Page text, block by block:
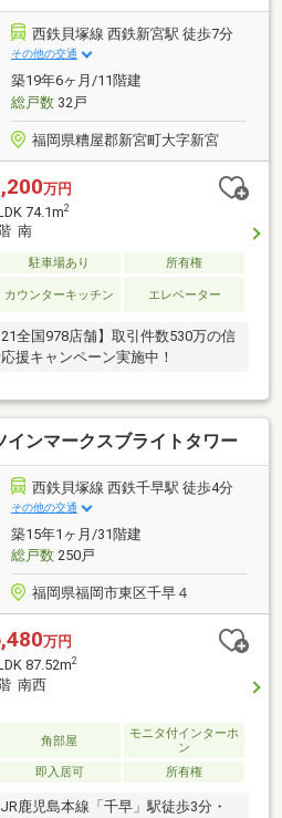
西鉄貝塚線 西鉄新宮駅 徒歩7分
その他の交通
築19年6ヶ月/11階建
総戸数32戸
福岡県糟屋郡新宮町大字新宮
万円
74.1m2
南
駐車場あり
所有権
カウンターキッチン エレベーター
全国978店舗】取引件数530万の信
援キャンペーン実施中！
インマークスブライトタワー
西鉄貝塚線 西鉄千早駅 徒歩4分
その他の交通
築15年1ヶ月/31階建
総戸数250戸
福岡県福岡市東区千早４
万円
87.52m2
南西
角部屋
モニタ付インターホ
ン
即入居可 所有権
鹿児島本線「千早」駅徒歩3分・